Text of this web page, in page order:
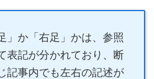
」か「右足」かは、参照
表記が分かれており、断
記事内でも左右の記述が